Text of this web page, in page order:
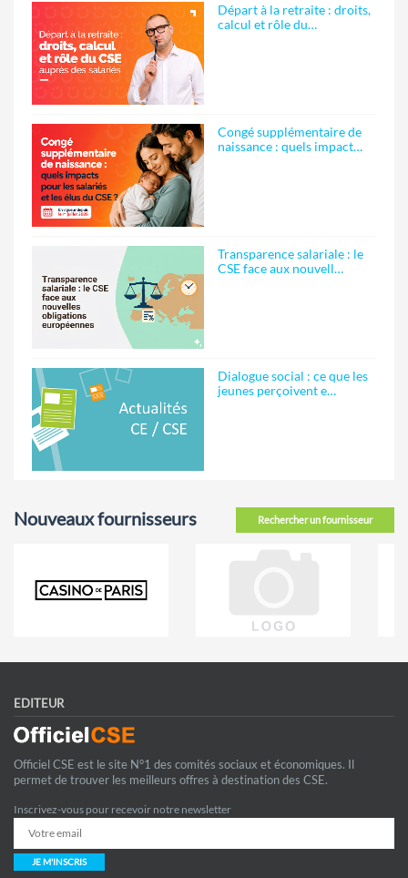
Départ à la retraite : droits,
calcul et rôle du…
Congé supplémentaire de
naissance : quels impact…
Transparence salariale : le
CSE face aux nouvell…
Dialogue social : ce que les
jeunes perçoivent e…
Rechercher un fournisseur
Nouveaux fournisseurs
EDITEUR
Officiel CSE est le site N°1 des comités sociaux et économiques. Il
permet de trouver les meilleurs offres à destination des CSE.
Inscrivez-vous pour recevoir notre newsletter
JE M'INSCRIS